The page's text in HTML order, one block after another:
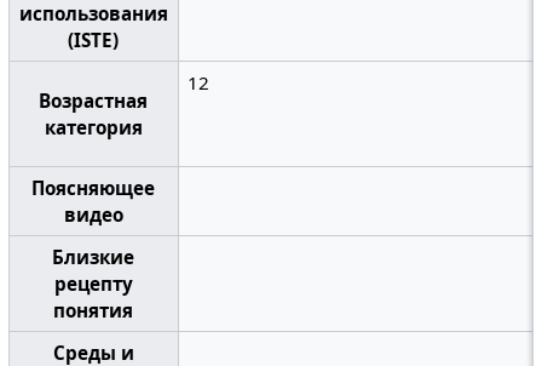
использования
(ISTE)
Возрастная
категория
12
Поясняющее
видео
Близкие
рецепту
понятия
Среды и